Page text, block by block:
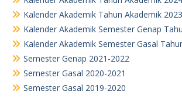
Kalender Akademik Tahun Akademik
Kalender Akademik Semester Genap
Kalender Akademik Semester Gasal
Semester Genap 2021-2022
Semester Gasal 2020-2021
Semester Gasal 2019-2020